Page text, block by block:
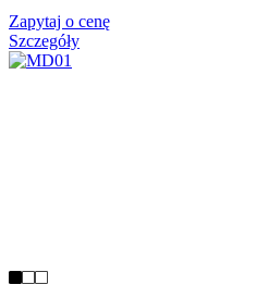
Zapytaj o cenę
Szczegóły